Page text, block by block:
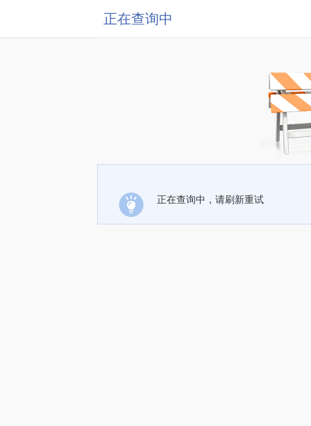
正在查询中
正在查询中，请刷新重试